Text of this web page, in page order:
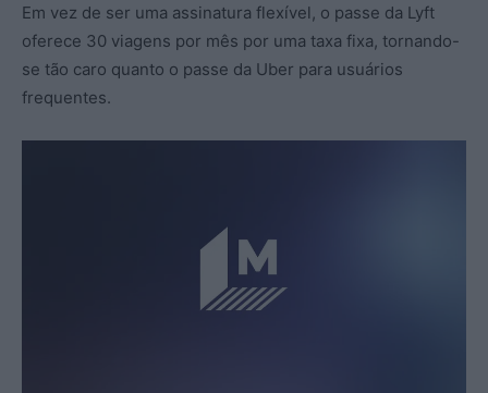
Em vez de ser uma assinatura flexível, o passe da Lyft
oferece 30 viagens por mês por uma taxa fixa, tornando-
se tão caro quanto o passe da Uber para usuários
frequentes.